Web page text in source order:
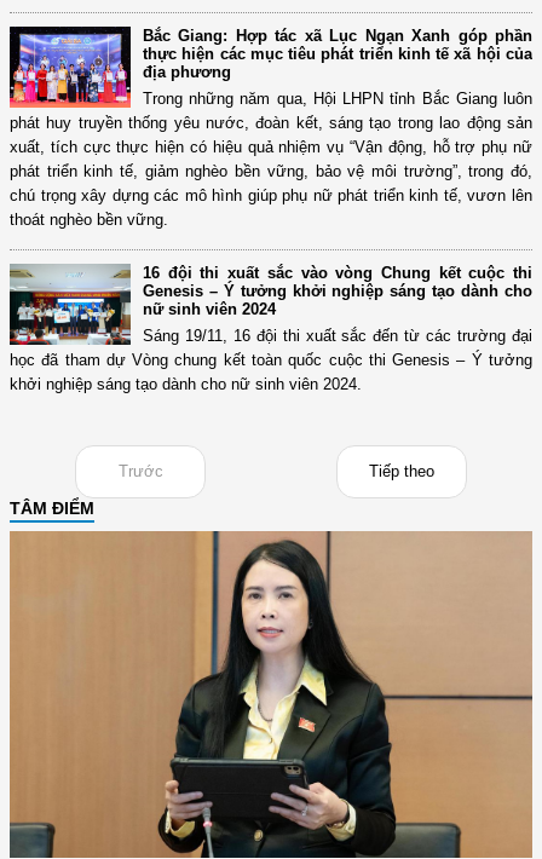
Bắc Giang: Hợp tác xã Lục Ngạn Xanh góp phần
thực hiện các mục tiêu phát triển kinh tế xã hội của
địa phương
Trong những năm qua, Hội LHPN tỉnh Bắc Giang luôn
phát huy truyền thống yêu nước, đoàn kết, sáng tạo trong lao động sản
xuất, tích cực thực hiện có hiệu quả nhiệm vụ “Vận động, hỗ trợ phụ nữ
phát triển kinh tế, giảm nghèo bền vững, bảo vệ môi trường”, trong đó,
chú trọng xây dựng các mô hình giúp phụ nữ phát triển kinh tế, vươn lên
thoát nghèo bền vững.
16 đội thi xuất sắc vào vòng Chung kết cuộc thi
Genesis – Ý tưởng khởi nghiệp sáng tạo dành cho
nữ sinh viên 2024
Sáng 19/11, 16 đội thi xuất sắc đến từ các trường đại
học đã tham dự Vòng chung kết toàn quốc cuộc thi Genesis – Ý tưởng
khởi nghiệp sáng tạo dành cho nữ sinh viên 2024.
Trước Tiếp theo
TÂM ĐIỂM